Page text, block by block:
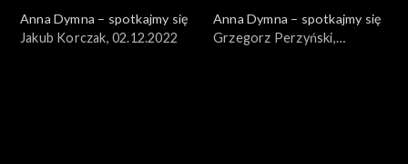
Anna Dymna – spotkajmy się
Jakub Korczak, 02.12.2022
Anna Dymna – spotkajmy się
Grzegorz Perzyński,